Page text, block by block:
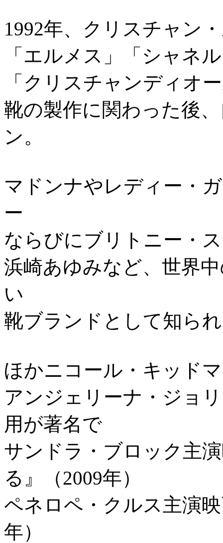
1992年、クリスチャン
「エルメス」「シャネ
「クリスチャンディオ
靴の製作に関わった後
ン。
マドンナやレディー・
ー
ならびにブリトニー・
浜崎あゆみなど、世界
い
靴ブランドとして知ら
ほかニコール・キッド
アンジェリーナ・ジョ
用が著名で
サンドラ・ブロック主
る』（2009年）
ペネロペ・クルス主演
年）